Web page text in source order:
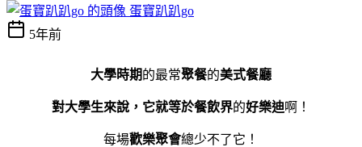
蛋寶趴趴go
5年前
大學時期的最常聚餐的美式餐廳
對大學生來說，它就等於餐飲界的好樂迪啊！
每場歡樂聚會總少不了它！